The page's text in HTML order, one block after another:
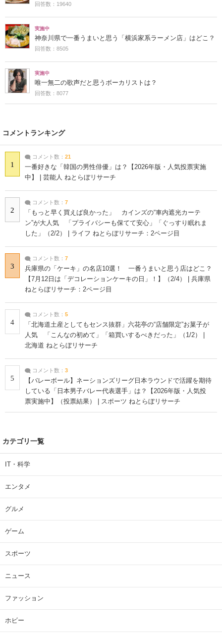
回答数：19640
実施中
神奈川県で一番うまいと思う「横浜家系ラーメン店」はどこ？
回答数：8505
実施中
唯一無二の歌声だと思うボーカリストは？
回答数：8077
コメントランキング
1
コメント数： 21
一番好きな「韓国の男性俳優」は？【2026年版・人気投票実施
中】 | 芸能人 ねとらぼリサーチ
2
コメント数： 7
「もっと早く買えば良かった」 カインズの“車内遮光カーテ
ン”が大人気 「プライバシーも保てて安心」「ぐっすり眠れま
した」（2/2） | ライフ ねとらぼリサーチ：2ページ目
3
コメント数： 7
兵庫県の「ケーキ」の名店10選！ 一番うまいと思う店はどこ？
【7月12日は「デコレーションケーキの日」！】（2/4） | 兵庫県
ねとらぼリサーチ：2ページ目
4
コメント数： 5
「北海道土産としてもセンス抜群」六花亭の“店舗限定”お菓子が
人気 「こんなの初めて」「箱買いするべきだった」（1/2） |
北海道 ねとらぼリサーチ
5
コメント数： 3
【バレーボール】ネーションズリーグ日本ラウンドで活躍を期待
している「日本男子バレー代表選手」は？【2026年版・人気投
票実施中】（投票結果） | スポーツ ねとらぼリサーチ
カテゴリ一覧
IT・科学
エンタメ
グルメ
ゲーム
スポーツ
ニュース
ファッション
ホビー